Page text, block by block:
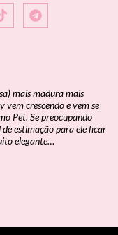
mais madura mais
vem crescendo e vem se
Pet. Se preocupando
estimação para ele ficar
elegante…